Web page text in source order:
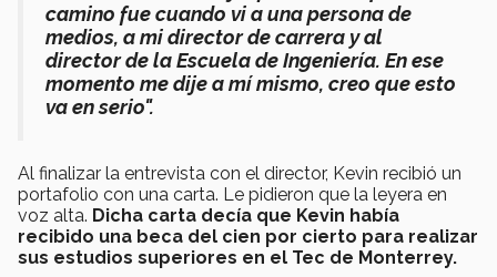
camino fue cuando vi a una persona de
medios, a mi director de carrera y al
director de la Escuela de Ingeniería. En ese
momento me dije a mí mismo, creo que esto
va en serio".
Al finalizar la entrevista con el director, Kevin recibió un
portafolio con una carta. Le pidieron que la leyera en
voz alta. Dicha carta decía que Kevin había
recibido una beca del cien por cierto para realizar
sus estudios superiores en el Tec de Monterrey.